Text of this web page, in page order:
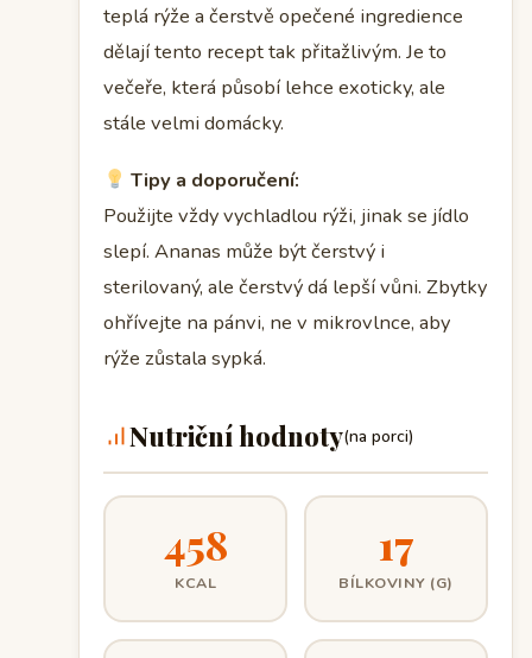
teplá rýže a čerstvě opečené ingredience
dělají tento recept tak přitažlivým. Je to
večeře, která působí lehce exoticky, ale
stále velmi domácky.
Tipy a doporučení:
Použijte vždy vychladlou rýži, jinak se jídlo
slepí. Ananas může být čerstvý i
sterilovaný, ale čerstvý dá lepší vůni. Zbytky
ohřívejte na pánvi, ne v mikrovlnce, aby
rýže zůstala sypká.
Nutriční hodnoty(na porci)
458
KCAL
17
BÍLKOVINY (G)